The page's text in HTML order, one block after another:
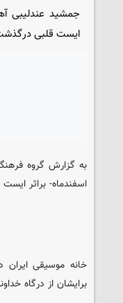
جمشید عندلیبی
ایست قلبی
به گزارش گروه
اسفندماه- براثر ایست قلبی در ۶۶ سالگی دار
خانه موسیقی
برایشان از درگاه